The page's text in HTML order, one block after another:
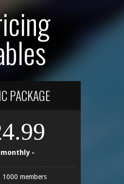
PACKAGE
-
1000 members